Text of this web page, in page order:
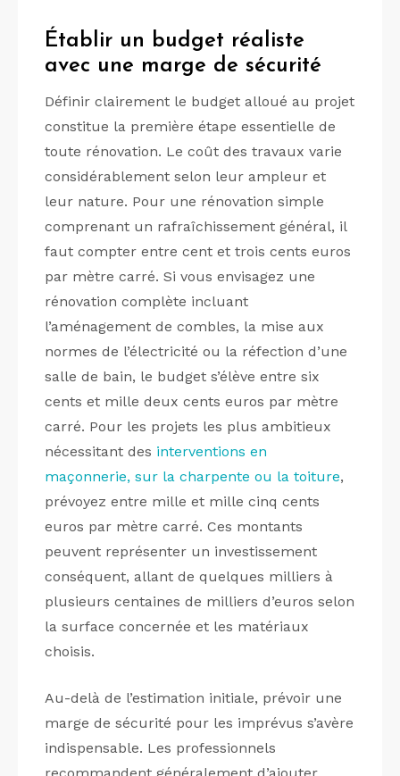
Établir un budget réaliste
avec une marge de sécurité
Définir clairement le budget alloué au projet
constitue la première étape essentielle de
toute rénovation. Le coût des travaux varie
considérablement selon leur ampleur et
leur nature. Pour une rénovation simple
comprenant un rafraîchissement général, il
faut compter entre cent et trois cents euros
par mètre carré. Si vous envisagez une
rénovation complète incluant
l’aménagement de combles, la mise aux
normes de l’électricité ou la réfection d’une
salle de bain, le budget s’élève entre six
cents et mille deux cents euros par mètre
carré. Pour les projets les plus ambitieux
nécessitant des interventions en
maçonnerie, sur la charpente ou la toiture,
prévoyez entre mille et mille cinq cents
euros par mètre carré. Ces montants
peuvent représenter un investissement
conséquent, allant de quelques milliers à
plusieurs centaines de milliers d’euros selon
la surface concernée et les matériaux
choisis.
Au-delà de l’estimation initiale, prévoir une
marge de sécurité pour les imprévus s’avère
indispensable. Les professionnels